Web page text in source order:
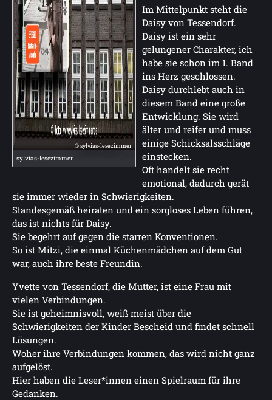
© sylvias-lesezimmer
sylvias-lesezimmer
Im Mittelpunkt steht die
Daisy von Tessendorf.
Daisy ist ein sehr
gelungener Charakter, ich
habe sie schon im 1. Band
ins Herz geschlossen.
Daisy durchlebt auch in
diesem Band eine große
Entwicklung. Sie wird
älter und reifer und muss
einige Schicksalsschläge
einstecken.
Oft handelt sie recht
emotional, dadurch gerät
sie immer wieder in Schwierigkeiten.
Standesgemäß heiraten und ein sorgloses Leben führen,
das ist nichts für Daisy.
Sie begehrt auf gegen die starren Konventionen.
So ist Mitzi, die einmal Küchenmädchen auf dem Gut
war, auch ihre beste Freundin.
Yvette von Tessendorf, die Mutter, ist eine Frau mit
vielen Verbindungen.
Sie ist geheimnisvoll, weiß meist über die
Schwierigkeiten der Kinder Bescheid und findet schnell
Lösungen.
Woher ihre Verbindungen kommen, das wird nicht ganz
aufgelöst.
Hier haben die Leser*innen einen Spielraum für ihre
Gedanken.